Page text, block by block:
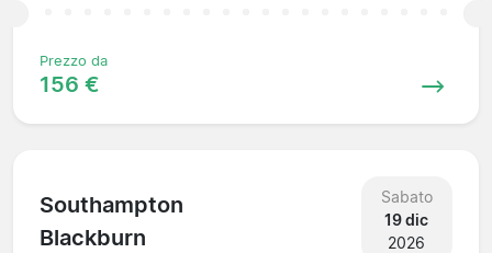
Prezzo da
156 €
Southampton
Blackburn
Sabato
19 dic
2026